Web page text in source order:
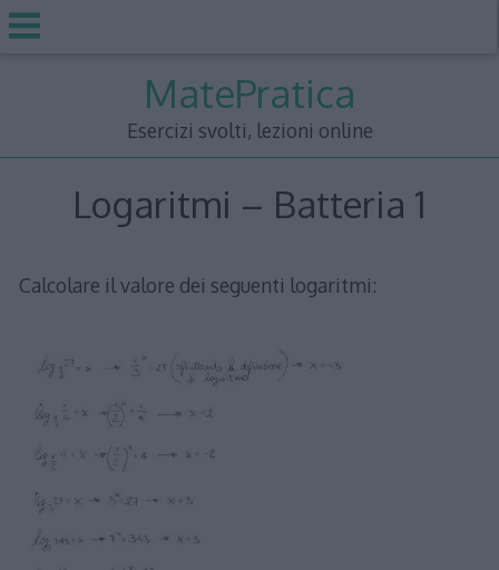
MatePratica
Esercizi svolti, lezioni online
Logaritmi – Batteria 1
Calcolare il valore dei seguenti logaritmi: